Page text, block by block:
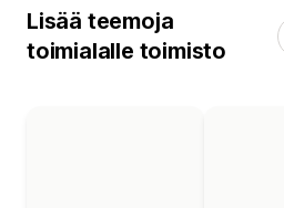
Lisää teemoja
toimialalle toimisto